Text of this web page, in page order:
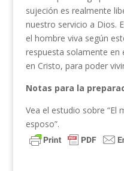
sujeción es realmente
nuestro servicio a Dios.
el hombre viva según
respuesta solamente en
en Cristo, para poder
Notas para la
Vea el estudio sobre “El
esposo”.